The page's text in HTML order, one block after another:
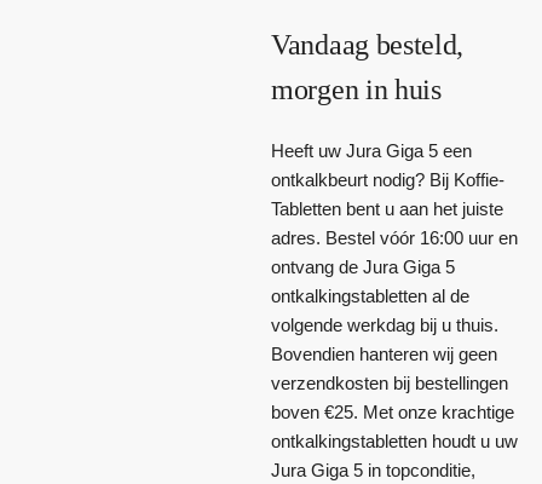
Vandaag besteld,
morgen in huis
Heeft uw Jura Giga 5 een
ontkalkbeurt nodig? Bij Koffie-
Tabletten bent u aan het juiste
adres. Bestel vóór 16:00 uur en
ontvang de Jura Giga 5
ontkalkingstabletten al de
volgende werkdag bij u thuis.
Bovendien hanteren wij geen
verzendkosten bij bestellingen
boven €25. Met onze krachtige
ontkalkingstabletten houdt u uw
Jura Giga 5 in topconditie,